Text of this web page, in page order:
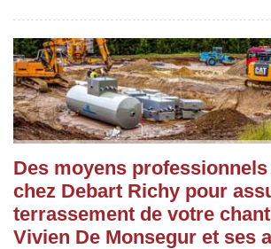
Des moyens
chez Debart Richy pour
terrassement de votre
Vivien De Monsegur et ses